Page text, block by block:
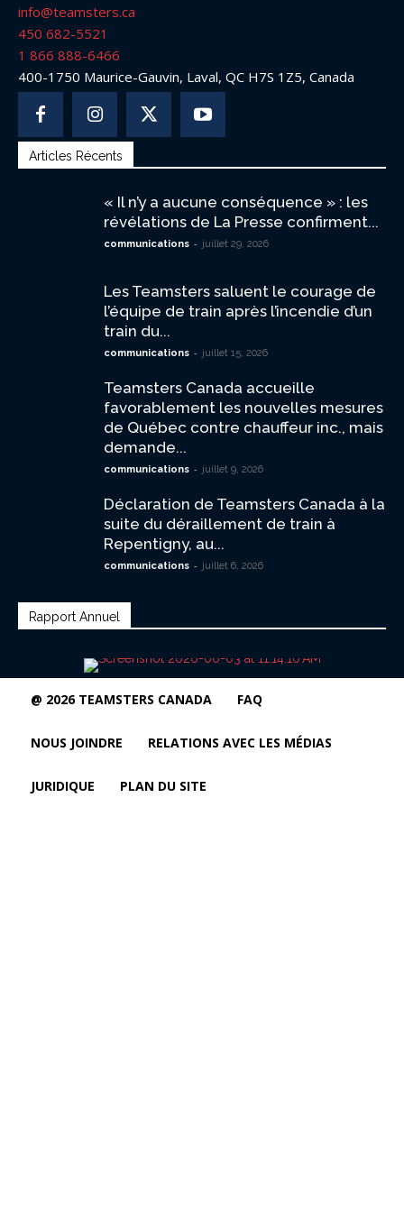
info@teamsters.ca
450 682-5521
1 866 888-6466
400-1750 Maurice-Gauvin, Laval, QC H7S 1Z5, Canada
Articles Récents
« Il n’y a aucune conséquence » : les
révélations de La Presse confirment...
communications - juillet 29, 2026
Les Teamsters saluent le courage de
l’équipe de train après l’incendie d’un
train du...
communications - juillet 15, 2026
Teamsters Canada accueille
favorablement les nouvelles mesures
de Québec contre chauffeur inc., mais
demande...
communications - juillet 9, 2026
Déclaration de Teamsters Canada à la
suite du déraillement de train à
Repentigny, au...
communications - juillet 6, 2026
Rapport Annuel
@ 2026 TEAMSTERS CANADA FAQ
NOUS JOINDRE RELATIONS AVEC LES MÉDIAS
JURIDIQUE PLAN DU SITE